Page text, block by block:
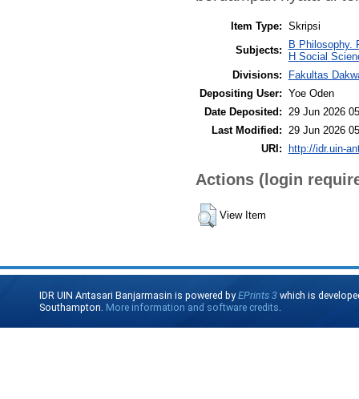
Item Type: Skripsi
Subjects:
B Philosophy.
H Social
Divisions:
Fakultas
Depositing User: Yoe Oden
Date Deposited:
29 Jun 2026
Last Modified:
29 Jun 2026
URI: http://idr.uin-
Actions (login
View Item
IDR UIN Antasari Banjarmasin is powered byEPrints 3 which is
Southampton. More information and software credits.